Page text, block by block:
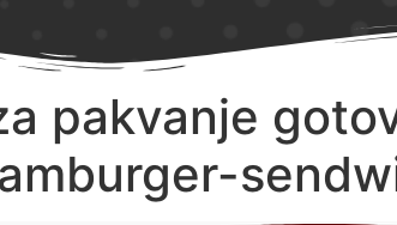
pakvanje